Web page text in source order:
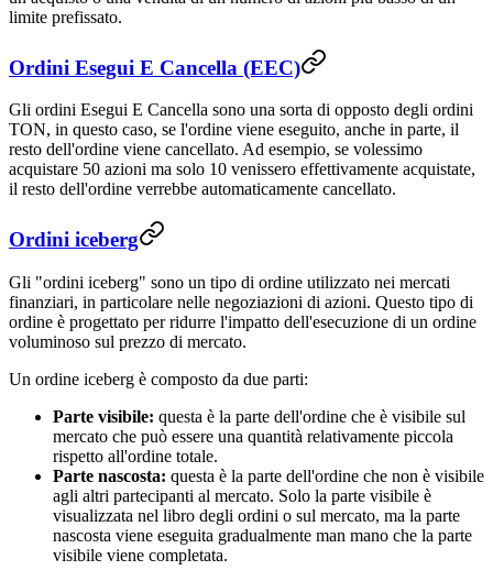
limite prefissato.
Ordini Esegui E Cancella (EEC)
Gli ordini Esegui E Cancella sono una sorta di opposto degli ordini
TON, in questo caso, se l'ordine viene eseguito, anche in parte, il
resto dell'ordine viene cancellato. Ad esempio, se volessimo
acquistare 50 azioni ma solo 10 venissero effettivamente acquistate,
il resto dell'ordine verrebbe automaticamente cancellato.
Ordini iceberg
Gli "ordini iceberg" sono un tipo di ordine utilizzato nei mercati
finanziari, in particolare nelle negoziazioni di azioni. Questo tipo di
ordine è progettato per ridurre l'impatto dell'esecuzione di un ordine
voluminoso sul prezzo di mercato.
Un ordine iceberg è composto da due parti:
Parte visibile: questa è la parte dell'ordine che è visibile sul
mercato che può essere una quantità relativamente piccola
rispetto all'ordine totale.
Parte nascosta: questa è la parte dell'ordine che non è visibile
agli altri partecipanti al mercato. Solo la parte visibile è
visualizzata nel libro degli ordini o sul mercato, ma la parte
nascosta viene eseguita gradualmente man mano che la parte
visibile viene completata.